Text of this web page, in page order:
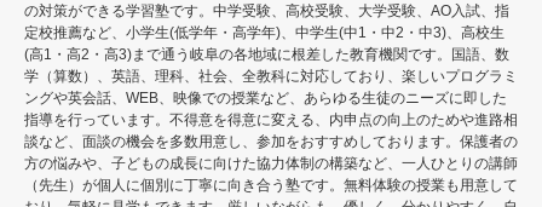
の対策ができる学習塾です。中学受験、高校受験、大学受験、AO入試、指
定校推薦など、小学生(低学年・高学年)、中学生(中1・中2・中3)、高校生
(高1・高2・高3)まで通う岐阜の各地域に根差した教育機関です。国語、数
学（算数）、英語、理科、社会、全教科に対応しており、楽しいプログラミ
ングや英会話、WEB、映像での授業など、あらゆる生徒のニーズに即した
指導を行っています。不得意を得意に変える、内申点の向上のためや進路相
談など、面談の機会を多数用意し、参加をおすすめしております。保護者の
方の悩みや、子どもの成長に向けた協力体制の構築など、一人ひとりの講師
（先生）が個人に個別に丁寧に向き合う塾です。無料体験の授業も用意して